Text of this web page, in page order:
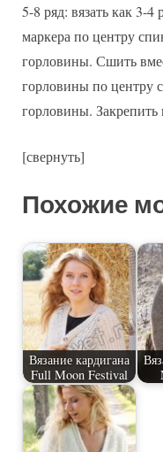
5-8 ряд: вязать как 3-
маркера по центру
горловины. Сшить
горловины по центру
горловины. Закрепить
[свернуть]
Похожие
Вязание кардигана
Full Moon Festival